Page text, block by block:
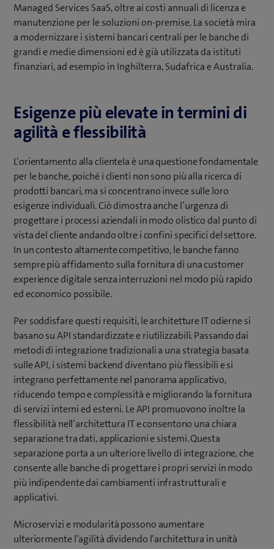
Managed Services SaaS, oltre ai costi annuali di licenza e
manutenzione per le soluzioni on-premise. La società mira
a modernizzare i sistemi bancari centrali per le banche di
grandi e medie dimensioni ed è già utilizzata da istituti
finanziari, ad esempio in Inghilterra, Sudafrica e Australia.
Esigenze più elevate in termini di
agilità e flessibilità
L’orientamento alla clientela è una questione fondamentale
per le banche, poiché i clienti non sono più alla ricerca di
prodotti bancari, ma si concentrano invece sulle loro
esigenze individuali. Ciò dimostra anche l’urgenza di
progettare i processi aziendali in modo olistico dal punto di
vista del cliente andando oltre i confini specifici del settore.
In un contesto altamente competitivo, le banche fanno
sempre più affidamento sulla fornitura di una customer
experience digitale senza interruzioni nel modo più rapido
ed economico possibile.
Per soddisfare questi requisiti, le architetture IT odierne si
basano su API standardizzate e riutilizzabili. Passando dai
metodi di integrazione tradizionali a una strategia basata
sulle API, i sistemi backend diventano più flessibili e si
integrano perfettamente nel panorama applicativo,
riducendo tempo e complessità e migliorando la fornitura
di servizi interni ed esterni. Le API promuovono inoltre la
flessibilità nell’architettura IT e consentono una chiara
separazione tra dati, applicazioni e sistemi. Questa
separazione porta a un ulteriore livello di integrazione, che
consente alle banche di progettare i propri servizi in modo
più indipendente dai cambiamenti infrastrutturali e
applicativi.
Microservizi e modularità possono aumentare
ulteriormente l’agilità dividendo l’architettura in unità